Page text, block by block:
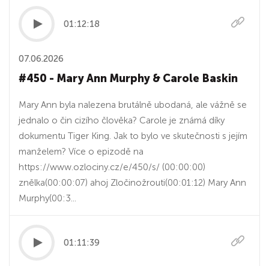
01:12:18
07.06.2026
#450 - Mary Ann Murphy & Carole Baskin
Mary Ann byla nalezena brutálně ubodaná, ale vážně se
jednalo o čin cizího člověka? Carole je známá díky
dokumentu Tiger King. Jak to bylo ve skutečnosti s jejím
manželem? Více o epizodě na
https://www.ozlociny.cz/e/450/s/ (00:00:00)
znělka(00:00:07) ahoj Zločinožrouti(00:01:12) Mary Ann
Murphy(00:3...
01:11:39